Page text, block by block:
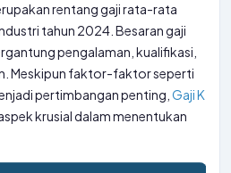
rentang gaji rata-rata
tahun 2024. Besaran gaji
pengalaman, kualifikasi,
Meskipun faktor-faktor seperti
pertimbangan penting, Gaji K
krusial dalam menentukan